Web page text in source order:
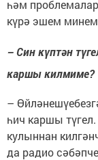
һәм
күрә эшем минем
– Син күптән
каршы килмиме?
–
һич каршы
кулыннан
да радио